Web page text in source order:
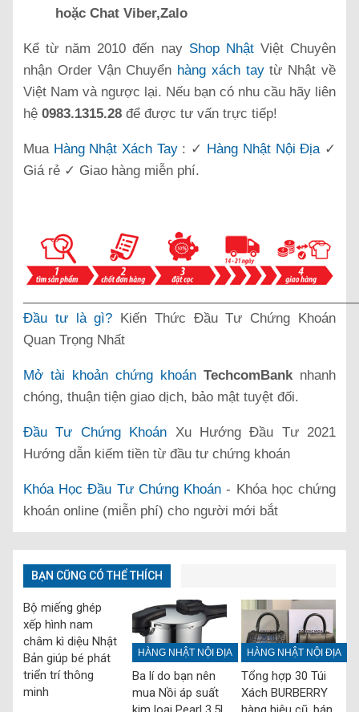
hoặc Chat Viber,Zalo
Kể từ năm 2010 đến nay Shop NhậtViệt Chuyên
nhận Order Vận Chuyển hàng xách taytừ Nhật về
Việt Nam và ngược lại. Nếu bạn có nhu cầu hãy liên
hệ 0983.1315.28 để được tư vấn trực tiếp!
Mua Hàng Nhật Xách Tay: ✓ Hàng Nhật Nội Địa ✓
Giá rẻ ✓ Giao hàng miễn phí.
Đầu tư là gì? Kiến Thức Đầu Tư Chứng Khoán
Quan Trọng Nhất
Mở tài khoản chứng khoán TechcomBank nhanh
chóng, thuận tiện giao dịch, bảo mật tuyệt đối.
Đầu Tư Chứng Khoán Xu Hướng Đầu Tư 2021
Hướng dẫn kiếm tiền từ đầu tư chứng khoán
Khóa Học Đầu Tư Chứng Khoán - Khóa học chứng
khoán online (miễn phí) cho người mới bắt
BẠN CŨNG CÓ THỂ THÍCH
Bộ miếng ghép
xếp hình nam
châm kì diệu Nhật
Bản giúp bé phát
triển trí thông
minh
HÀNG NHẬT NỘI ĐỊA
Ba lí do bạn nên
mua Nồi áp suất
HÀNG NHẬT NỘI ĐỊA
Tổng hợp 30 Túi
Xách BURBERRY